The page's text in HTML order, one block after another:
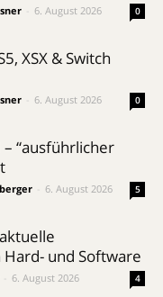
6. August 2026 0
XSX & Switch
6. August 2026 0
“ausführlicher
6. August 2026 5
und Software
6. August 2026 4